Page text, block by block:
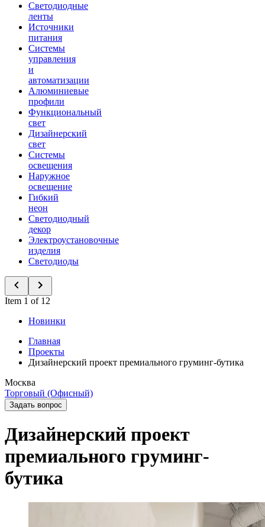
Светодиодные
ленты
Источники
питания
Системы
управления
и
автоматизации
Алюминиевые
профили
Функциональный
свет
Дизайнерский
свет
Системы
освещения
Наружное
освещение
Гибкий
неон
Светодиодный
декор
Электроустановочные
изделия
Светодиоды
Item 1 of 12
Новинки
Главная
Проекты
Дизайнерский проект премиального груминг-бутика
Москва
Торговый (Офисный)
Задать вопрос
Дизайнерский проект
премиального груминг-
бутика